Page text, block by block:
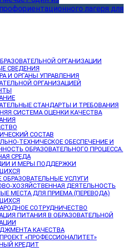
лагеря для
ОРГАНИЗАЦИИ
СВЕДЕНИЯ
И ОРГАНЫ УПРАВЛЕНИЯ
ОРГАНИЗАЦИЕЙ
СТАНДАРТЫ И ТРЕБОВАНИЯ
СИСТЕМА ОЦЕНКИ КАЧЕСТВА
СОСТАВ
ТЕХНИЧЕСКОЕ ОБЕСПЕЧЕНИЕ И
ОБРАЗОВАТЕЛЬНОГО ПРОЦЕССА.
СРЕДА
И МЕРЫ ПОДДЕРЖКИ
ОБРАЗОВАТЕЛЬНЫЕ УСЛУГИ
ХОЗЯЙСТВЕННАЯ ДЕЯТЕЛЬНОСТЬ
МЕСТА ДЛЯ ПРИЕМА (ПЕРЕВОДА)
СОТРУДНИЧЕСТВО
ПИТАНИЯ В ОБРАЗОВАТЕЛЬНОЙ
КАЧЕСТВА
«ПРОФЕССИОНАЛИТЕТ»
КРЕДИТ